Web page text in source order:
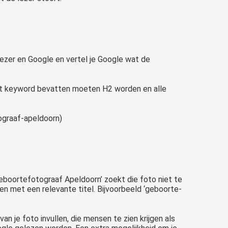
en Google en vertel je Google wat de
keyword bevatten moeten H2 worden en alle
apeldoorn)
Apeldoorn’ zoekt die foto niet te
met een relevante titel. Bijvoorbeeld ‘geboorte-
je foto invullen, die mensen te zien krijgen als